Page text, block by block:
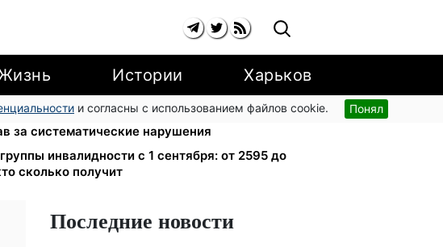
Истории Харьков
и согласны с использованием файлов cookie. Понял
— Зеленский поручил СНБО лишать
за систематические нарушения
инвалидности с 1 сентября: от 2595 до
сколько получит
Последние новости